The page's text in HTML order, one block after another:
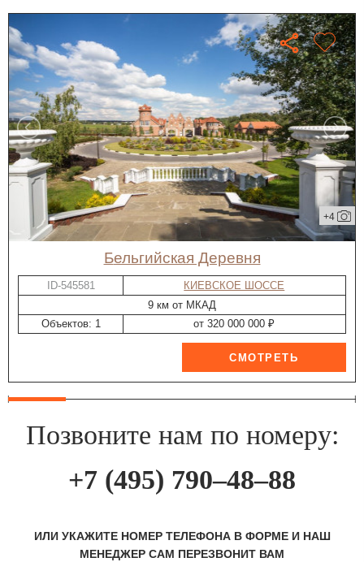
+4
Бельгийская Деревня
ID-545581
КИЕВСКОЕ ШОССЕ
9 км от МКАД
Объектов: 1
от 320 000 000 ₽
Позвоните нам по номеру:
+7 (495) 790–48–88
ИЛИ УКАЖИТЕ НОМЕР ТЕЛЕФОНА В ФОРМЕ И НАШ
МЕНЕДЖЕР САМ ПЕРЕЗВОНИТ ВАМ